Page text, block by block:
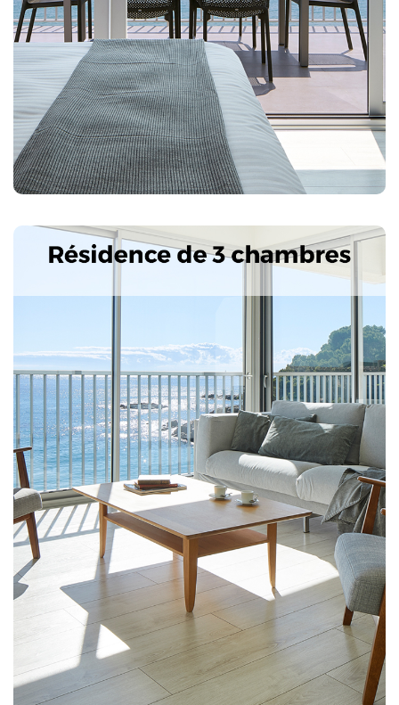
Caractéristiques: 4 chambres doubles, 3 salles de bains,
salon, cuisine-salle à manger avec kitchenette
entièrement équipée. 2 terrasses avec vue
spectaculaire sur la mer et la crique et Camí de Ronda,
coffre-fort, climatisation, équipement audio
Bluetooth, TV, téléphone, wi-fi
115 m2 utiles plus 57 m2 de terrasse
Previous
Next
Splendide logement, tout neuf et meublé dans le style
des années 60 avec vue sur la mer.
Caractéristiques: 3 chambres doubles, 2 salles de bains,
salon, cuisine-salle à manger avec kitchenette
entièrement équipée. Terrasse avec vue spectaculaire
sur la mer, dans la baie de Palamós et Camí de Ronda,
coffre-fort, climatisation, équipement audio
Bluetooth, TV, téléphone, wi-fi
97 m2 utiles plus 26 m2 de terrasse